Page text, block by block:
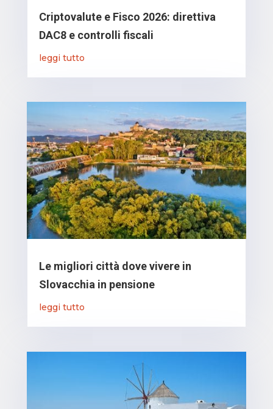
Criptovalute e Fisco 2026: direttiva
DAC8 e controlli fiscali
leggi tutto
Le migliori città dove vivere in
Slovacchia in pensione
leggi tutto